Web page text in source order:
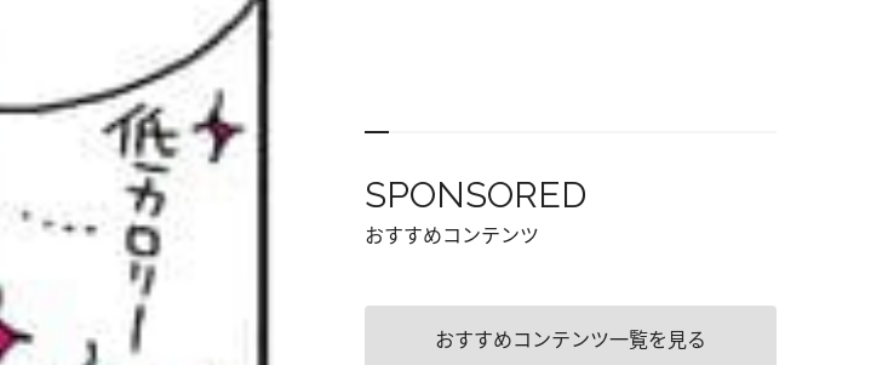
SPONSORED
おすすめコンテンツ
おすすめコンテンツ一覧を見る